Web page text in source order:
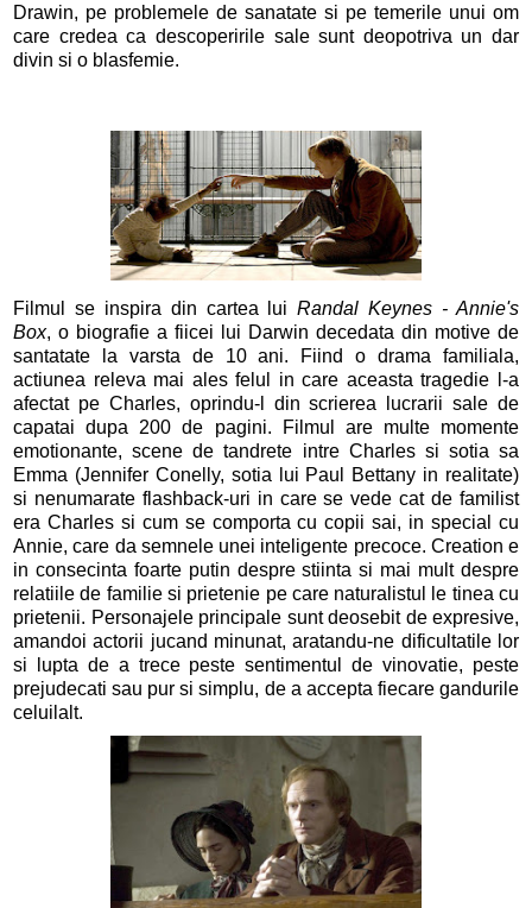
Drawin, pe problemele de sanatate si pe temerile unui om
care credea ca descoperirile sale sunt deopotriva un dar
divin si o blasfemie.
Filmul se inspira din cartea luiRandal Keynes - Annie's
Box, o biografie a fiicei lui Darwin decedata din motive de
santatate la varsta de 10 ani. Fiind o drama familiala,
actiunea releva mai ales felul in care aceasta tragedie l-a
afectat pe Charles, oprindu-l din scrierea lucrarii sale de
capatai dupa 200 de pagini. Filmul are multe momente
emotionante, scene de tandrete intre Charles si sotia sa
Emma (Jennifer Conelly, sotia lui Paul Bettany in realitate)
si nenumarate flashback-uri in care se vede cat de familist
era Charles si cum se comporta cu copii sai, in special cu
Annie, care da semnele unei inteligente precoce. Creation e
in consecinta foarte putin despre stiinta si mai mult despre
relatiile de familie si prietenie pe care naturalistul le tinea cu
prietenii. Personajele principale sunt deosebit de expresive,
amandoi actorii jucand minunat, aratandu-ne dificultatile lor
si lupta de a trece peste sentimentul de vinovatie, peste
prejudecati sau pur si simplu, de a accepta fiecare gandurile
celuilalt.